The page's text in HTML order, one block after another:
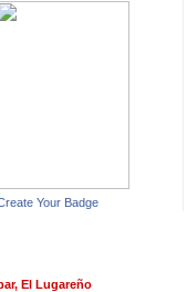
Your Badge
El Lugareño